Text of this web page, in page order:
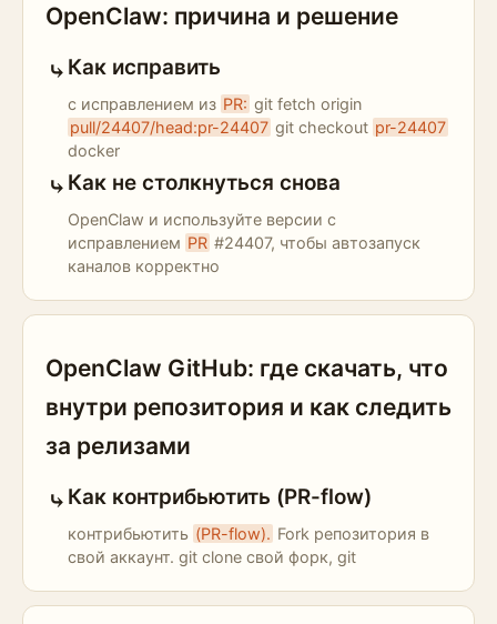
OpenClaw: причина и решение
Как исправить
с исправлением из PR: git fetch origin
pull/24407/head:pr-24407 git checkout pr-24407
docker
Как не столкнуться снова
OpenClaw и используйте версии с
исправлением PR #24407, чтобы автозапуск
каналов корректно
OpenClaw GitHub: где скачать, что
внутри репозитория и как следить
за релизами
Как контрибьютить (PR-flow)
контрибьютить (PR-flow). Fork репозитория в
свой аккаунт. git clone свой форк, git